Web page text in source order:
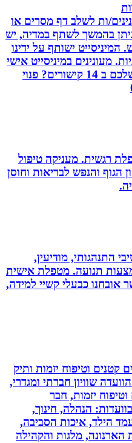
ות לשלב דף מסרים או
בהמשך לשתף במדיה, יש
ישותף על ידינו
במיניסייט אישי
שיחשוף את כל הקמפיין שלכם ב 14 קישורים? פנוי
מעניקה טיפול
והנפש לבריאות וחוסן
מודיעין,
תנועה. מטפלת אישית
כבעלי קשיי למידה,
וטיפוח יזמות ותיק
שוויון חברתי ומגדרי,
יזמות, חבר
הנהלה, חינוך,
איכות הסביבה,
מלגות והקהילה